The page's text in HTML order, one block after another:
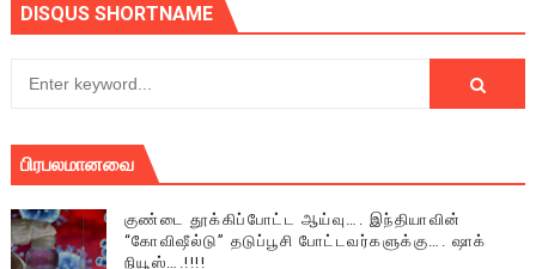
DISQUS SHORTNAME
பிரபலமானவை
குண்டை தூக்கிப்போட்ட ஆய்வு…. இந்தியாவின்
“கோவிஷீல்டு” தடுப்பூசி போட்டவர்களுக்கு…. ஷாக்
நியூஸ்….!!!!